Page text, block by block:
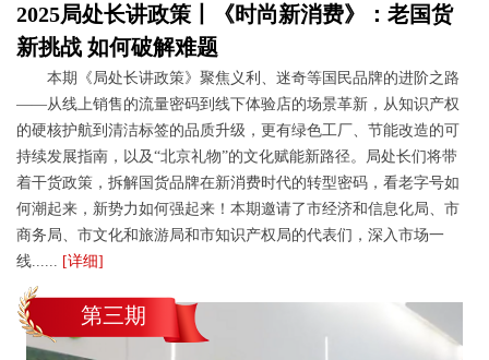
2025局处长讲政策丨《时尚新消费》：老国货
新挑战 如何破解难题
本期《局处长讲政策》聚焦义利、迷奇等国民品牌的进阶之路
——从线上销售的流量密码到线下体验店的场景革新，从知识产权
的硬核护航到清洁标签的品质升级，更有绿色工厂、节能改造的可
持续发展指南，以及“北京礼物”的文化赋能新路径。局处长们将带
着干货政策，拆解国货品牌在新消费时代的转型密码，看老字号如
何潮起来，新势力如何强起来！本期邀请了市经济和信息化局、市
商务局、市文化和旅游局和市知识产权局的代表们，深入市场一
线...... [详细]
第三期